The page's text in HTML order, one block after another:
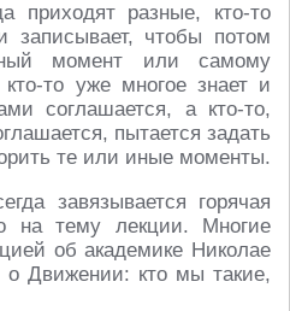
приходят разные, кто-то
записывает, чтобы потом
момент или самому
то уже многое знает и
соглашается, а кто-то,
пытается задать
те или иные моменты.
завязывается горячая
на тему лекции. Многие
об академике Николае
о Движении: кто мы такие,